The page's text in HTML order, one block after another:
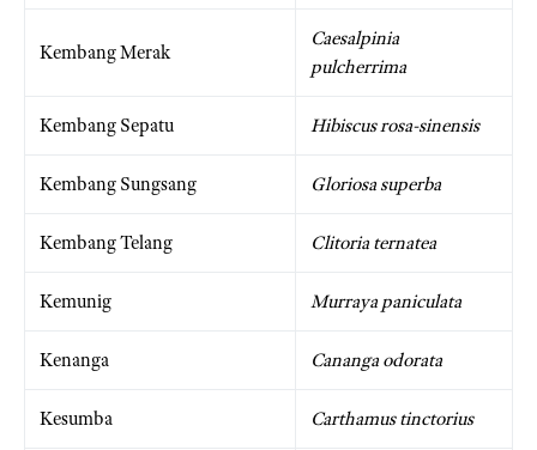
Kembang Merak
Caesalpinia
pulcherrima
Kembang Sepatu Hibiscus rosa-sinensis
Kembang Sungsang Gloriosa superba
Kembang Telang Clitoria ternatea
Kemunig Murraya paniculata
Kenanga Cananga odorata
Kesumba Carthamus tinctorius